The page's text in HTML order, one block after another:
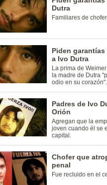
Dutra
Familiares de
Piden
a Ivo Dutra
La prima de
la madre de Dutra
odio en su corazón".
Padres de Ivo
Orión
Agregan que la
joven cuando él se
capital.
Chofer que
penal
Fue recluido en el